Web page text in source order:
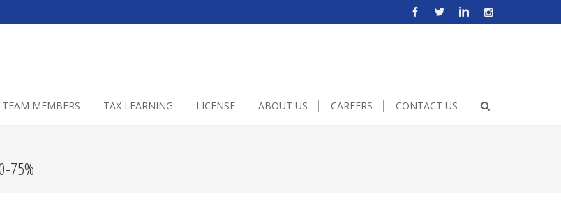
{overflow:hidden;background:none!important;height:500px;width:600px;}
TEAM MEMBERS TAX LEARNING LICENSE ABOUT US CAREERS CONTACT US
75%